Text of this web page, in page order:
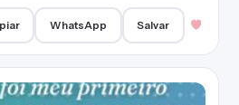
WhatsApp Salvar